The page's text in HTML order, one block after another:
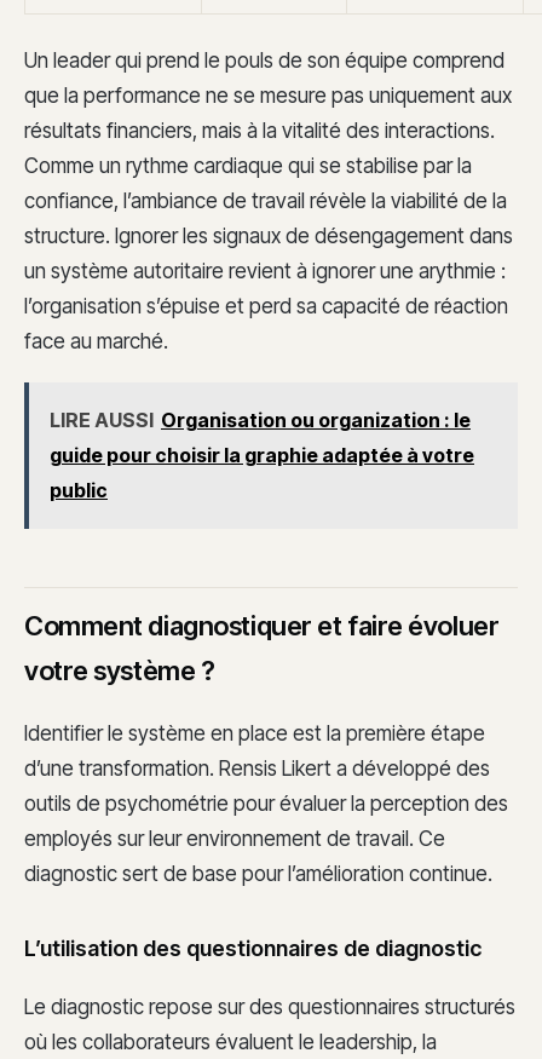
Un leader qui prend le pouls de son équipe comprend
que la performance ne se mesure pas uniquement aux
résultats financiers, mais à la vitalité des interactions.
Comme un rythme cardiaque qui se stabilise par la
confiance, l’ambiance de travail révèle la viabilité de la
structure. Ignorer les signaux de désengagement dans
un système autoritaire revient à ignorer une arythmie :
l’organisation s’épuise et perd sa capacité de réaction
face au marché.
LIRE AUSSI Organisation ou organization : le
guide pour choisir la graphie adaptée à votre
public
Comment diagnostiquer et faire évoluer
votre système ?
Identifier le système en place est la première étape
d’une transformation. Rensis Likert a développé des
outils de psychométrie pour évaluer la perception des
employés sur leur environnement de travail. Ce
diagnostic sert de base pour l’amélioration continue.
L’utilisation des questionnaires de diagnostic
Le diagnostic repose sur des questionnaires structurés
où les collaborateurs évaluent le leadership, la